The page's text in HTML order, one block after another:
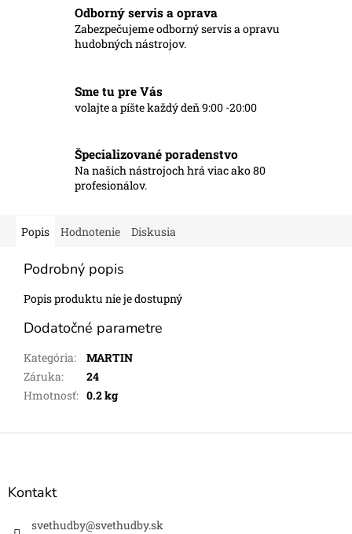
Odborný servis a oprava
Zabezpečujeme odborný servis a opravu
hudobných nástrojov.
Sme tu pre Vás
volajte a píšte každý deň 9:00 -20:00
Špecializované poradenstvo
Na našich nástrojoch hrá viac ako 80
profesionálov.
Popis Hodnotenie Diskusia
Podrobný popis
Popis produktu nie je dostupný
Dodatočné parametre
Kategória:
MARTIN
Záruka:
24
Hmotnosť: 0.2 kg
Z
Kontakt
svethudby@svethudby.sk